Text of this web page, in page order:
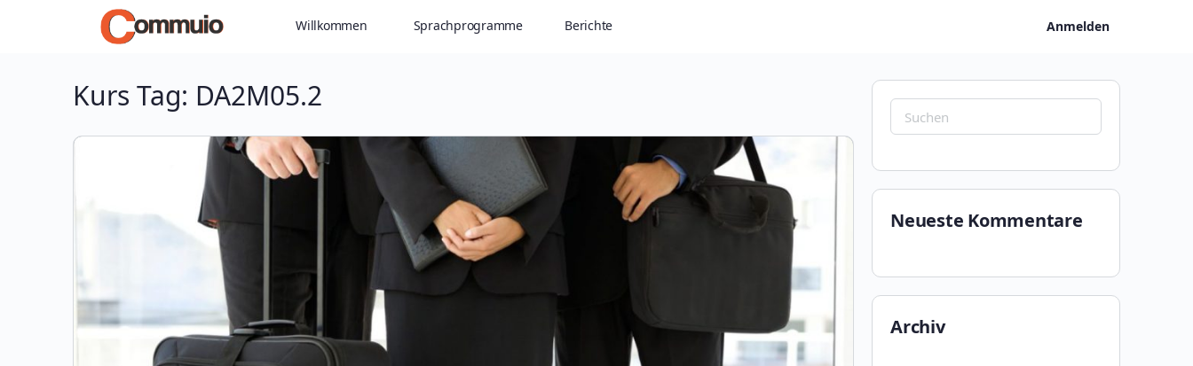
Willkommen Sprachprogramme Berichte Anmelden
Kurs Tag: DA2M05.2
Suchen
nach:
Neueste Kommentare
Archiv